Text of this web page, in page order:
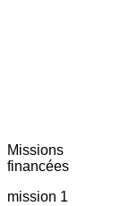
Missions
financées
mission 1